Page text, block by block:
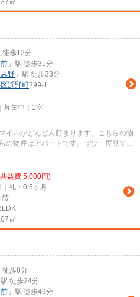
㎡
徒歩12分
」駅 徒歩31分
野 」駅 徒歩33分
浜野町299-1
集中： 1室
イルがどんどん貯まります。こちらの物
の物件はアパートです。ぜひ一度見てい
益費 5,000円)
礼：0.5ヶ月
階
㎡
徒歩8分
駅 徒歩24分
」駅 徒歩49分